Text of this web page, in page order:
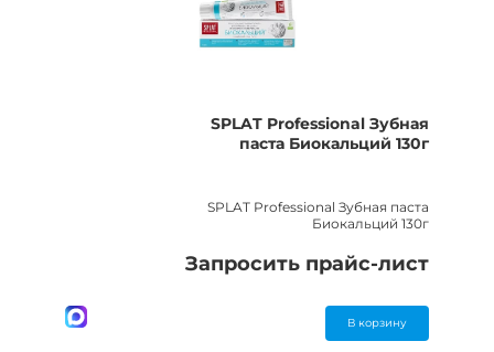
SPLAT Professional Зубная
паста Биокальций 130г
SPLAT Professional Зубная паста
Биокальций 130г
Запросить прайс-лист
В корзину